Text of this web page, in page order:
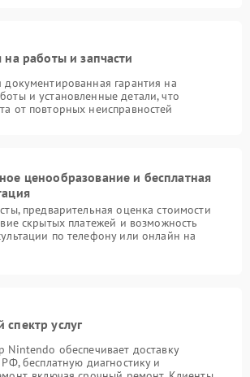
на работы и запчасти
документированная гарантия на
и установленные детали, что
от повторных неисправностей
ценообразование и бесплатная
предварительная оценка стоимости
скрытых платежей и возможность
по телефону или онлайн на
услуг
Nintendo обеспечивает доставку
бесплатную диагностику и